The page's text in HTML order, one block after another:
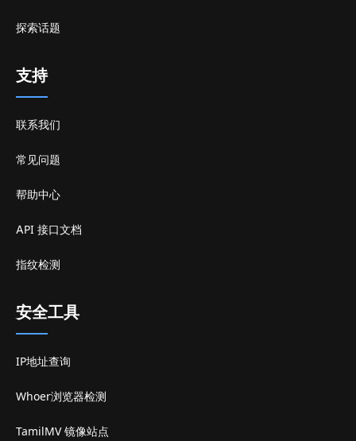
探索话题
支持
联系我们
常见问题
帮助中心
API 接口文档
指纹检测
安全工具
IP地址查询
Whoer浏览器检测
TamilMV 镜像站点